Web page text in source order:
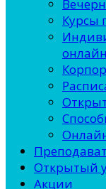
Курсы
Открытый
Акции